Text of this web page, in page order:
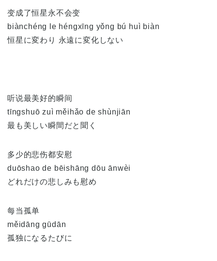
变成了恒星永不会变
biànchéng le héngxīng yǒng bú huì biàn
恒星に変わり 永遠に変化しない
听说最美好的瞬间
tīngshuō zuì měihǎo de shùnjiān
最も美しい瞬間だと聞く
多少的悲伤都安慰
duōshao de bēishāng dōu ānwèi
どれだけの悲しみも慰め
每当孤单
měidāng gūdān
孤独になるたびに